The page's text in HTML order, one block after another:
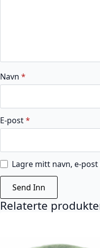
Navn *
E-post*
Lagre mitt navn, e-
Relaterte